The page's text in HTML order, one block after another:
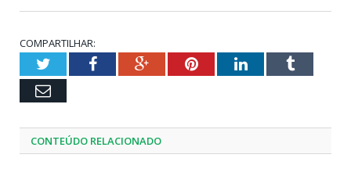
COMPARTILHAR:
TwitterFacebookGoogle+PinterestLinkedInTumblr
Email
CONTEÚDO RELACIONADO